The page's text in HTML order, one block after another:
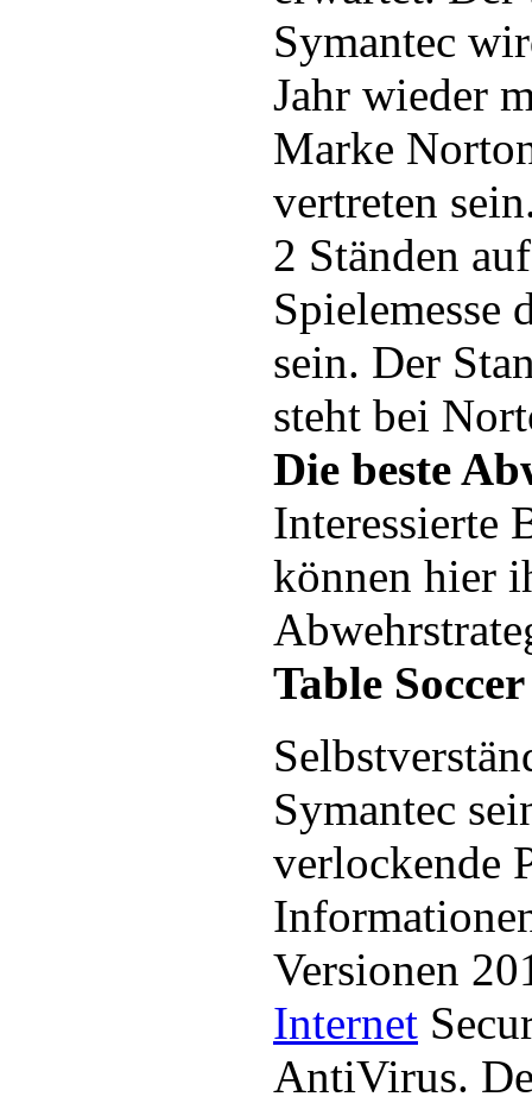
Symantec
Jahr wieder
Marke
vertreten
2 Ständen
Spielemesse
sein. Der
steht bei
Die beste
Interessierte
können hier
Table Soccer
Symantec
verlockende
Versionen
Internet
AntiVirus.